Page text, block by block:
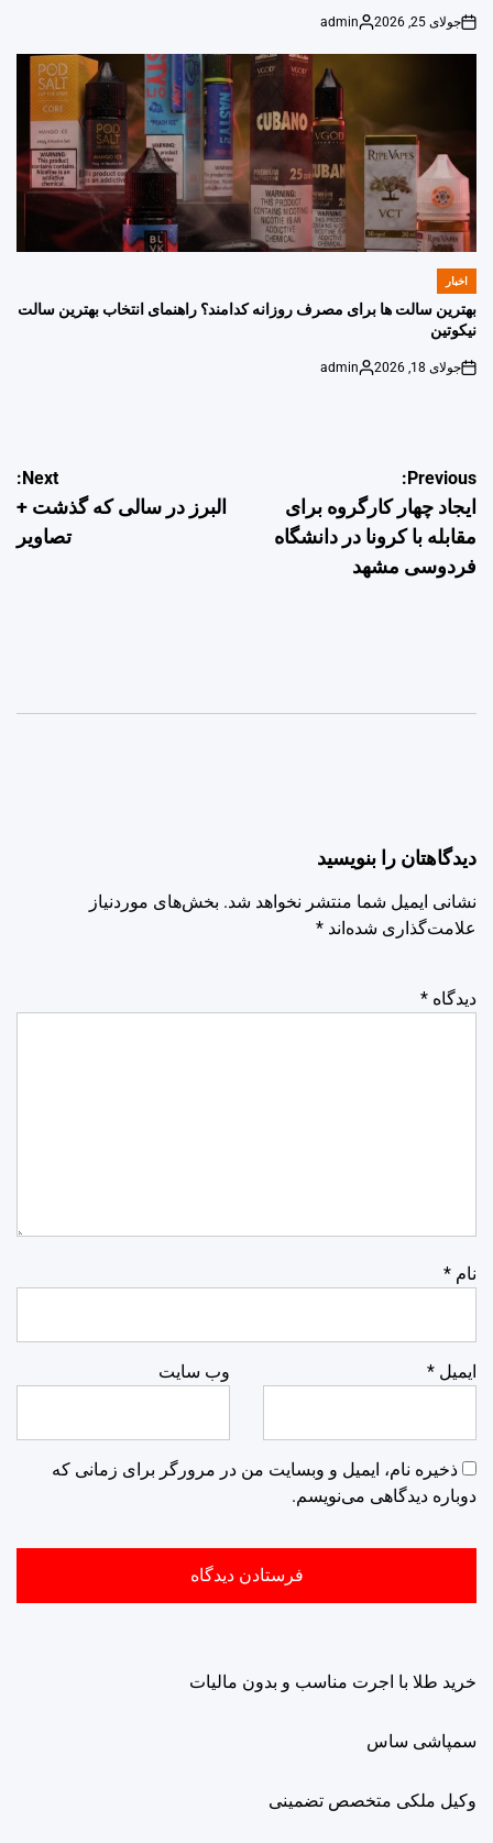
on
جولای 25, 2026
Posted
admin
POSTED
اخبار
بهترین سالت ها برای مصرف روزانه کدامند؟ راهنمای انتخاب بهترین سالت
نیکوتین
on
جولای 18, 2026
Posted
admin
راهبری
نوشته
Previous:
ایجاد چهار کارگروه برای
مقابله با کرونا در دانشگاه
فردوسی مشهد
Next:
البرز در سالی که گذشت +
تصاویر
دیدگاهتان را بنویسید
نشانی ایمیل شما منتشر نخواهد شد. بخش‌های موردنیاز
علامت‌گذاری شده‌اند *
دیدگاه *
نام *
ایمیل * وب‌ سایت
ذخیره نام، ایمیل و وبسایت من در مرورگر برای زمانی که
دوباره دیدگاهی می‌نویسم.
خرید طلا با اجرت مناسب و بدون مالیات
سمپاشی ساس
وکیل ملکی متخصص تضمینی